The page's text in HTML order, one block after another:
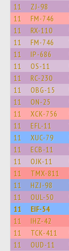
11 ZJ-98
11 FM-746
11 RX-110
11 FM-746
11 IP-686
11 OS-11
11 RC-230
11 OBG-15
11 ON-25
11 XCK-756
11 EFL-11
11 XUC-79
11 ECB-11
11 OJK-11
11 TMX-811
11 HZJ-98
11 OUL-50
11 EIF-54
11 IHZ-42
11 TCK-411
11 OUD-11